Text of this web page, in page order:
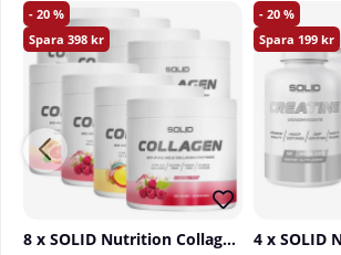
20
398
8 x SOLID Nutrition Collagen, 230 g
20
199